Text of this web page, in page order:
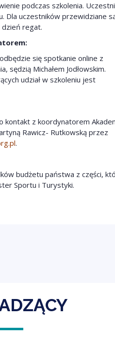
podczas szkolenia.
Dla uczestników przewidziane
dzień regat.
się spotkanie online z
sędzią Michałem Jodłowskim.
udział w szkoleniu jest
kontakt z koordynatorem
Rawicz- Rutkowską przez
.
budżetu państwa z części,
Sportu i Turystyki.